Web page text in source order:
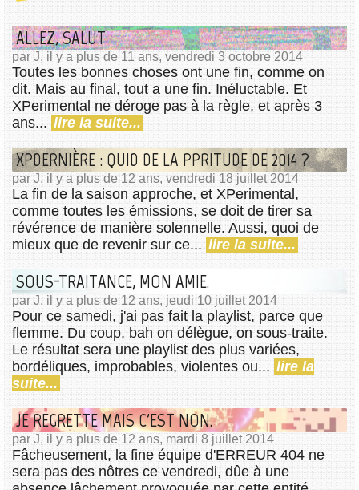
ALLEZ, SALUT
par J, il y a plus de 11 ans, vendredi 3 octobre 2014
Toutes les bonnes choses ont une fin, comme on
dit. Mais au final, tout a une fin. Inéluctable. Et
XPerimental ne déroge pas à la règle, et après 3
ans... lire la suite...
XPDERNIÈRE : QUID DE LA PPRITUDE DE 2014 ?
par J, il y a plus de 12 ans, vendredi 18 juillet 2014
La fin de la saison approche, et XPerimental,
comme toutes les émissions, se doit de tirer sa
révérence de manière solennelle. Aussi, quoi de
mieux que de revenir sur ce... lire la suite...
SOUS-TRAITANCE, MON AMIE.
par J, il y a plus de 12 ans, jeudi 10 juillet 2014
Pour ce samedi, j'ai pas fait la playlist, parce que
flemme. Du coup, bah on délègue, on sous-traite.
Le résultat sera une playlist des plus variées,
bordéliques, improbables, violentes ou... lire la
suite...
JE REGRETTE MAIS C'EST NON.
par J, il y a plus de 12 ans, mardi 8 juillet 2014
Fâcheusement, la fine équipe d'ERREUR 404 ne
sera pas des nôtres ce vendredi, dûe à une